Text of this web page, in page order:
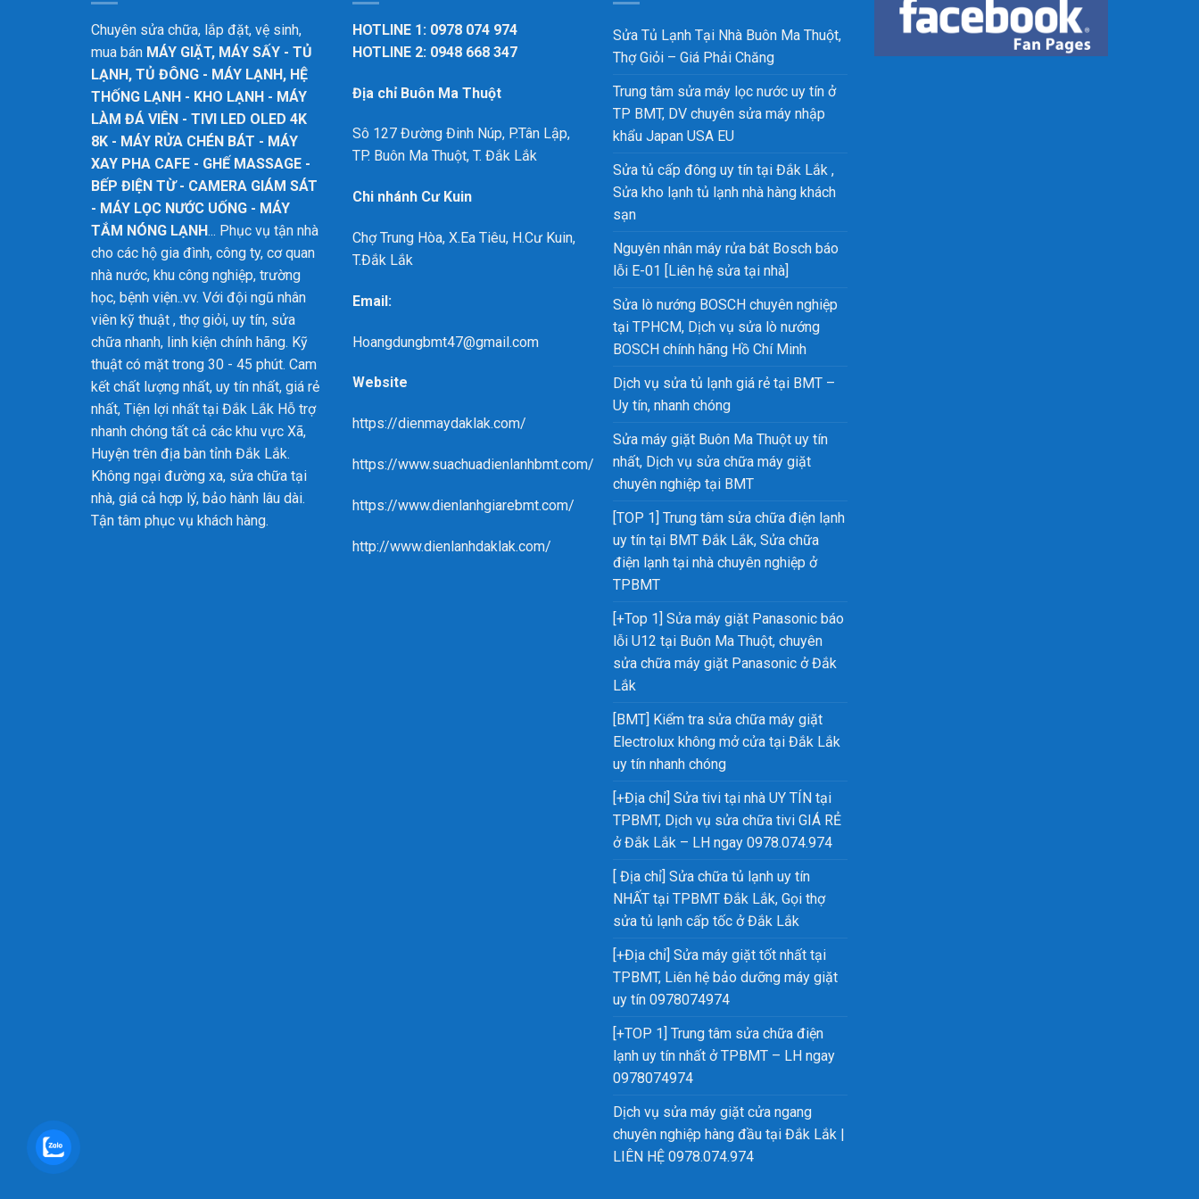
Chuyên sửa chữa, lắp đặt, vệ sinh,
mua bán MÁY GIẶT, MÁY SẤY - TỦ
LẠNH, TỦ ĐÔNG - MÁY LẠNH, HỆ
THỐNG LẠNH - KHO LẠNH - MÁY
LÀM ĐÁ VIÊN - TIVI LED OLED 4K
8K - MÁY RỬA CHÉN BÁT - MÁY
XAY PHA CAFE - GHẾ MASSAGE -
BẾP ĐIỆN TỪ - CAMERA GIÁM SÁT
- MÁY LỌC NƯỚC UỐNG - MÁY
TẮM NÓNG LẠNH... Phục vụ tận nhà
cho các hộ gia đình, công ty, cơ quan
nhà nước, khu công nghiệp, trường
học, bệnh viện..vv. Với đội ngũ nhân
viên kỹ thuật , thợ giỏi, uy tín, sửa
chữa nhanh, linh kiện chính hãng. Kỹ
thuật có mặt trong 30 - 45 phút. Cam
kết chất lượng nhất, uy tín nhất, giá rẻ
nhất, Tiện lợi nhất tại Đắk Lắk Hỗ trợ
nhanh chóng tất cả các khu vực Xã,
Huyện trên địa bàn tỉnh Đắk Lắk.
Không ngại đường xa, sửa chữa tại
nhà, giá cả hợp lý, bảo hành lâu dài.
Tận tâm phục vụ khách hàng.
HOTLINE 1: 0978 074 974
HOTLINE 2: 0948 668 347
Địa chỉ Buôn Ma Thuột
Sô 127 Đường Đinh Núp, P.Tân Lập,
TP. Buôn Ma Thuột, T. Đắk Lắk
Chi nhánh Cư Kuin
Chợ Trung Hòa, X.Ea Tiêu, H.Cư Kuin,
T.Đắk Lắk
Email:
Hoangdungbmt47@gmail.com
Website
https://dienmaydaklak.com/
https://www.suachuadienlanhbmt.com/
https://www.dienlanhgiarebmt.com/
http://www.dienlanhdaklak.com/
Sửa Tủ Lạnh Tại Nhà Buôn Ma Thuột,
Thợ Giỏi – Giá Phải Chăng
Trung tâm sửa máy lọc nước uy tín ở
TP BMT, DV chuyên sửa máy nhập
khẩu Japan USA EU
Sửa tủ cấp đông uy tín tại Đắk Lắk ,
Sửa kho lạnh tủ lạnh nhà hàng khách
sạn
Nguyên nhân máy rửa bát Bosch báo
lỗi E-01 [Liên hệ sửa tại nhà]
Sửa lò nướng BOSCH chuyên nghiệp
tại TPHCM, Dịch vụ sửa lò nướng
BOSCH chính hãng Hồ Chí Minh
Dịch vụ sửa tủ lạnh giá rẻ tại BMT –
Uy tín, nhanh chóng
Sửa máy giặt Buôn Ma Thuột uy tín
nhất, Dịch vụ sửa chữa máy giặt
chuyên nghiệp tại BMT
[TOP 1] Trung tâm sửa chữa điện lạnh
uy tín tại BMT Đắk Lắk, Sửa chữa
điện lạnh tại nhà chuyên nghiệp ở
TPBMT
[+Top 1] Sửa máy giặt Panasonic báo
lỗi U12 tại Buôn Ma Thuột, chuyên
sửa chữa máy giặt Panasonic ở Đắk
Lắk
[BMT] Kiểm tra sửa chữa máy giặt
Electrolux không mở cửa tại Đắk Lắk
uy tín nhanh chóng
[+Địa chỉ] Sửa tivi tại nhà UY TÍN tại
TPBMT, Dịch vụ sửa chữa tivi GIÁ RẺ
ở Đắk Lắk – LH ngay 0978.074.974
[ Địa chỉ] Sửa chữa tủ lạnh uy tín
NHẤT tại TPBMT Đắk Lắk, Gọi thợ
sửa tủ lạnh cấp tốc ở Đắk Lắk
[+Địa chỉ] Sửa máy giặt tốt nhất tại
TPBMT, Liên hệ bảo dưỡng máy giặt
uy tín 0978074974
[+TOP 1] Trung tâm sửa chữa điện
lạnh uy tín nhất ở TPBMT – LH ngay
0978074974
Dịch vụ sửa máy giặt cửa ngang
chuyên nghiệp hàng đầu tại Đắk Lắk |
LIÊN HỆ 0978.074.974